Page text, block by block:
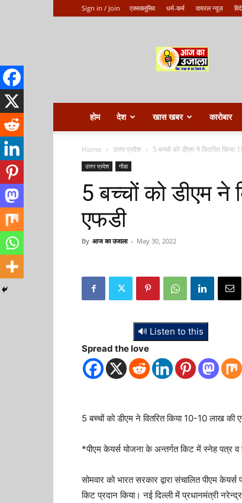
Sign in / Join एक्सक्लूसिव धर्म-कर्म वायरल न्यूज़
ka
ujala
होम देश खास खबर कारोबार
Home उत्तर प्रदेश 5 बच्चों को डीएम ने वितरित
उत्तर प्रदेश गोंडा
5 बच्चों को डीएम ने
एफडी
By आज का उजाला - May 30, 2022
🔊 Listen to this
Spread the love
5 बच्चों को डीएम ने वितरित किया 10-10 लाख की
*पीएम केयर्स योजना के अन्तर्गत किट में स्नेह पत्र व
सोमवार को भारत सरकार द्वारा संचालित पीएम
किट प्रदान किया। नई दिल्ली में प्रधानमंत्री नरेन्द्र